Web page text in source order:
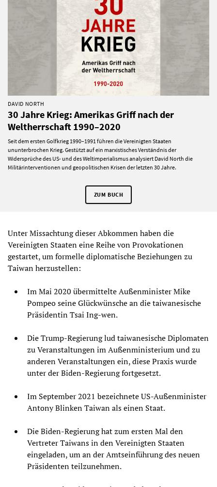
DAVID NORTH
30 Jahre Krieg: Amerikas Griff nach der
Weltherrschaft 1990–2020
Seit dem ersten Golfkrieg 1990–1991 führen die Vereinigten Staaten
ununterbrochen Krieg. Gestützt auf ein marxistisches Verständnis der
Widersprüche des US- und des Weltimperialismus analysiert David North die
Militärinterventionen und geopolitischen Krisen der letzten 30 Jahre.
ZUM BUCH
Unter Missachtung dieser Abkommen haben die
Vereinigten Staaten eine Reihe von Provokationen
gestartet, um formelle diplomatische Beziehungen zu
Taiwan herzustellen:
Im Mai 2020 übermittelte Außenminister Mike
Pompeo seine Glückwünsche an die taiwanesische
Präsidentin Tsai Ing-wen.
Die Trump-Regierung lud taiwanesische Diplomaten
zu Veranstaltungen im Außenministerium und zu
anderen Veranstaltungen ein, diese Praxis wurde
unter der Biden-Regierung fortgesetzt.
Im September 2021 bezeichnete US-Außenminister
Antony Blinken Taiwan als einen Staat.
Die Biden-Regierung hat zum ersten Mal den
Vertreter Taiwans in den Vereinigten Staaten
eingeladen, um an der Amtseinführung des neuen
Präsidenten teilzunehmen.